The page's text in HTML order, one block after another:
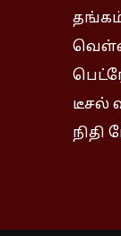
டீசல்